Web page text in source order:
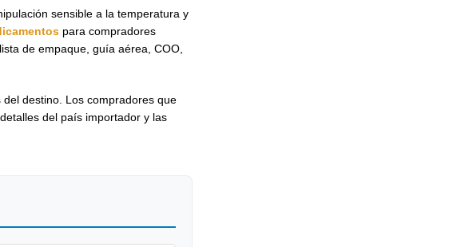
sensible a la temperatura y
para compradores
de empaque, guía aérea, COO,
destino. Los compradores que
del país importador y las